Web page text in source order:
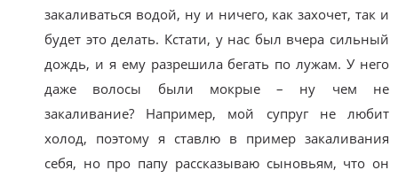
закаливаться водой, ну и ничего, как захочет, так и
будет это делать. Кстати, у нас был вчера сильный
дождь, и я ему разрешила бегать по лужам. У него
даже волосы были мокрые – ну чем не
закаливание? Например, мой супруг не любит
холод, поэтому я ставлю в пример закаливания
себя, но про папу рассказываю сыновьям, что он